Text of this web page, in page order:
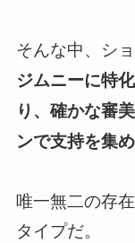
そんな中、シ
ジムニーに特
り、確かな審
ンで支持を集
唯一無二の存
タイプだ。